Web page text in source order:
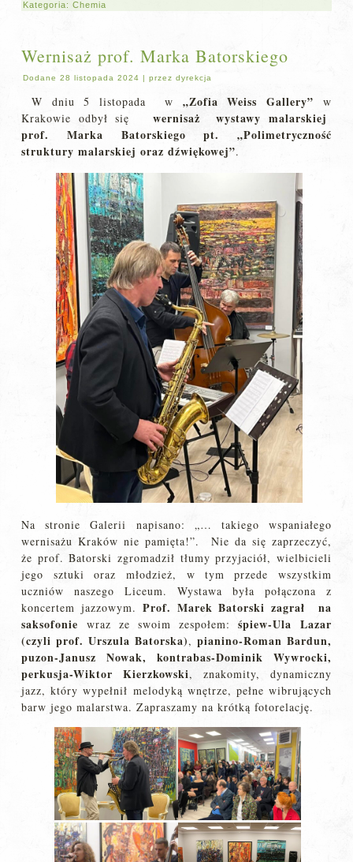
Kategoria:Chemia
Wernisaż prof. Marka Batorskiego
Dodane 28 listopada 2024 |przez dyrekcja
W dniu 5 listopada w „Zofia Weiss Gallery” w
Krakowie odbył sięwernisaż wystawy malarskiej
prof. Marka Batorskiego pt. „Polimetryczność
struktury malarskiej oraz dźwiękowej”.
Na stronie Galerii napisano: „… takiego wspaniałego
wernisażu Kraków nie pamięta!”. Nie da się zaprzeczyć,
że prof. Batorski zgromadził tłumy przyjaciół, wielbicieli
jego sztuki oraz młodzież, w tym przede wszystkim
uczniów naszego Liceum. Wystawa była połączona z
koncertem jazzowym. Prof. Marek Batorski zagrał na
saksofonie wraz ze swoim zespołem:śpiew-Ula Lazar
(czyli prof. Urszula Batorska), pianino-Roman Bardun,
puzon-Janusz Nowak, kontrabas-Dominik Wywrocki,
perkusja-Wiktor Kierzkowski, znakomity, dynamiczny
jazz, który wypełnił melodyką wnętrze, pełne wibrujących
barw jego malarstwa. Zapraszamy na krótką fotorelację.